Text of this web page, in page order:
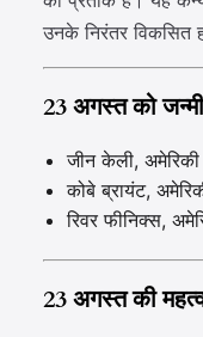
उनके निरंतर विकसित
23 अगस्त को
जीन केली,
कोबे ब्रायंट,
रिवर फीनिक्स,
23 अगस्त की